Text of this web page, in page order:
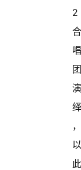
2
合
唱
团
演
绎
，
以
此